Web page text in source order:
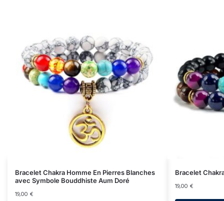
Bracelet Chakra Homme En Pierres Blanches
avec Symbole Bouddhiste Aum Doré
19,00 €
Bracelet
19,00 €